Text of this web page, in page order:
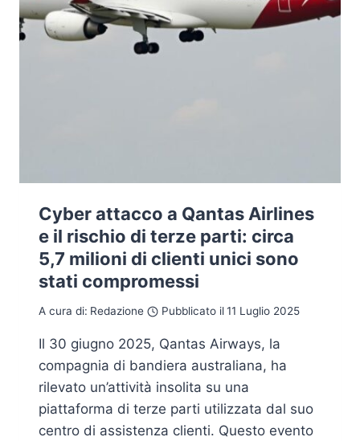
Cyber attacco a Qantas Airlines
e il rischio di terze parti: circa
5,7 milioni di clienti unici sono
stati compromessi
A cura di: Redazione Pubblicato il11 Luglio 2025
Il 30 giugno 2025, Qantas Airways, la
compagnia di bandiera australiana, ha
rilevato un’attività insolita su una
piattaforma di terze parti utilizzata dal suo
centro di assistenza clienti. Questo evento